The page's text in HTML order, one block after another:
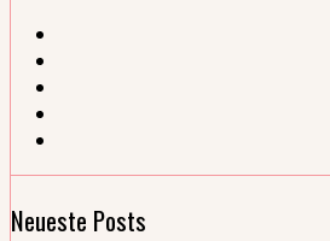
Neueste Posts